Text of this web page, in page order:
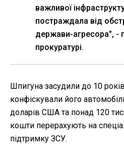
важливої
постраждала від
держави-агресора", -
прокуратурі.
Шпигуна засудили до 10
конфіскували його
доларів США та понад 120
кошти перерахують на
підтримку ЗСУ.